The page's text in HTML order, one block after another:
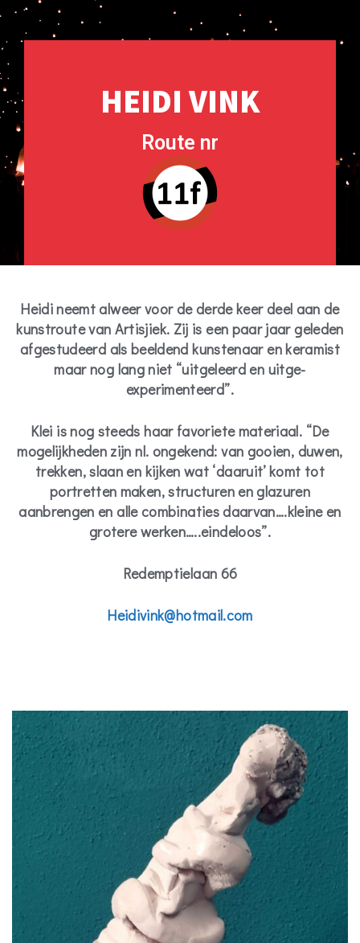
HEIDI VINK
Route nr
Heidi neemt alweer voor de derde keer deel aan de
kunstroute van Artisjiek. Zij is een paar jaar geleden
afgestudeerd als beeldend kunstenaar en keramist
maar nog lang niet “uitgeleerd en uitge-
experimenteerd”.
Klei is nog steeds haar favoriete materiaal. “De
mogelijkheden zijn nl. ongekend: van gooien, duwen,
trekken, slaan en kijken wat ‘daaruit’ komt tot
portretten maken, structuren en glazuren
aanbrengen en alle combinaties daarvan….kleine en
grotere werken…..eindeloos”.
Redemptielaan 66
Heidivink@hotmail.com